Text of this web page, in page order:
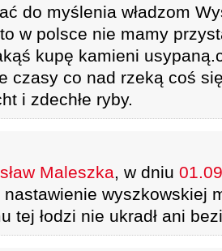
do myślenia władzom
w polsce nie mamy
kupę kamieni
czasy co nad rzeką coś
i zdechłe ryby.
Maleszka, w dniu
wyszkowskiej
tej łodzi nie ukradł ani